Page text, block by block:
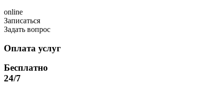
online
Записаться
Задать вопрос
Оплата услуг
Бесплатно
24/7